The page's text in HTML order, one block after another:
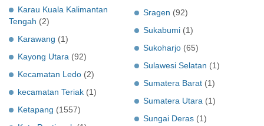
Karau Kuala Kalimantan
Tengah (2)
Karawang (1)
Kayong Utara (92)
Kecamatan Ledo (2)
kecamatan Teriak (1)
Ketapang (1557)
Sragen (92)
Sukabumi (1)
Sukoharjo (65)
Sulawesi Selatan (1)
Sumatera Barat (1)
Sumatera Utara (1)
Sungai Deras (1)